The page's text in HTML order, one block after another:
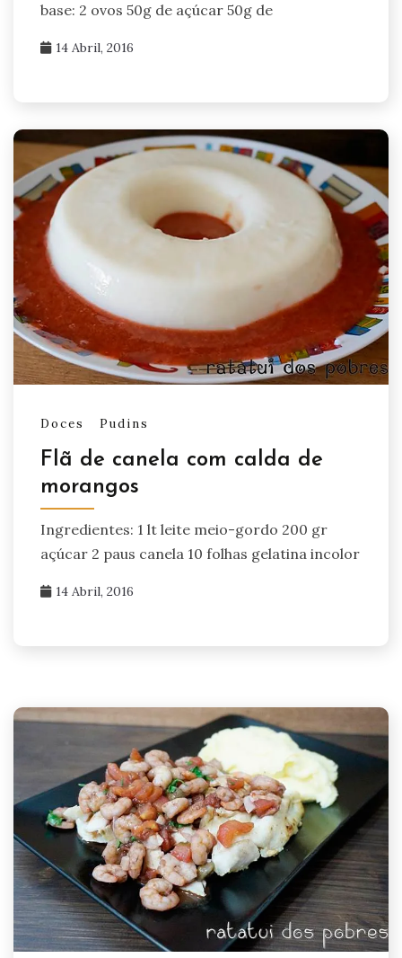
base: 2 ovos 50g de açúcar 50g de
14 Abril, 2016
Doces Pudins
Flã de canela com calda de
morangos
Ingredientes: 1 lt leite meio-gordo 200 gr
açúcar 2 paus canela 10 folhas gelatina incolor
14 Abril, 2016